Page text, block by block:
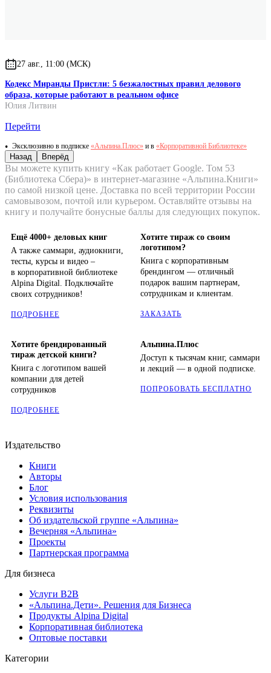
27 авг., 11:00 (МСК)
Кодекс Миранды Пристли: 5 безжалостных правил делового
образа, которые работают в реальном офисе
Юлия Литвин
Перейти
Эксклюзивно в подписке «Альпина.Плюс» и в «Корпоративной Библиотеке»
Назад Вперёд
Вы можете купить книгу «Как работает Google. Том 53
(Библиотека Сбера)» в интернет-магазине «Альпина.Книги»
по самой низкой цене. Доставка по всей территории России
самовывозом, почтой или курьером. Оставляйте отзывы на
книгу и получайте бонусные баллы для следующих покупок.
Ещё 4000+ деловых книг
А также саммари, аудиокниги,
тесты, курсы и видео –
в корпоративной библиотеке
Alpina Digital. Подключайте
своих сотрудников!
ПОДРОБНЕЕ
Хотите тираж со своим
логотипом?
Книга с корпоративным
брендингом — отличный
подарок вашим партнерам,
сотрудникам и клиентам.
ЗАКАЗАТЬ
Хотите брендированный
тираж детской книги?
Книга с логотипом вашей
компании для детей
сотрудников
ПОДРОБНЕЕ
Альпина.Плюс
Доступ к тысячам книг, саммари
и лекций — в одной подписке.
ПОПРОБОВАТЬ БЕСПЛАТНО
Издательство
Книги
Авторы
Блог
Условия использования
Реквизиты
Об издательской группе «Альпина»
Вечерняя «Альпина»
Проекты
Партнерская программа
Для бизнеса
Услуги B2B
«Альпина.Дети». Решения для Бизнеса
Продукты Alpina Digital
Корпоративная библиотека
Оптовые поставки
Категории